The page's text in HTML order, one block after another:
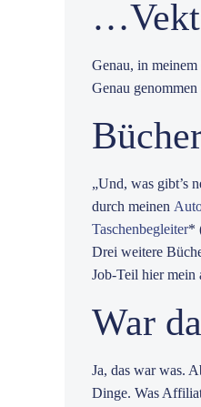
Genau, in
Genau
„Und, was gibt’s
durch meinen
Taschenbegleiter*
Drei weitere
Job-Teil hier mein
War
Ja, das war was.
Dinge. Was